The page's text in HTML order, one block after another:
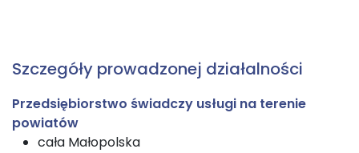
Szczegóły prowadzonej działalności
Przedsiębiorstwo świadczy usługi na terenie
powiatów
cała Małopolska